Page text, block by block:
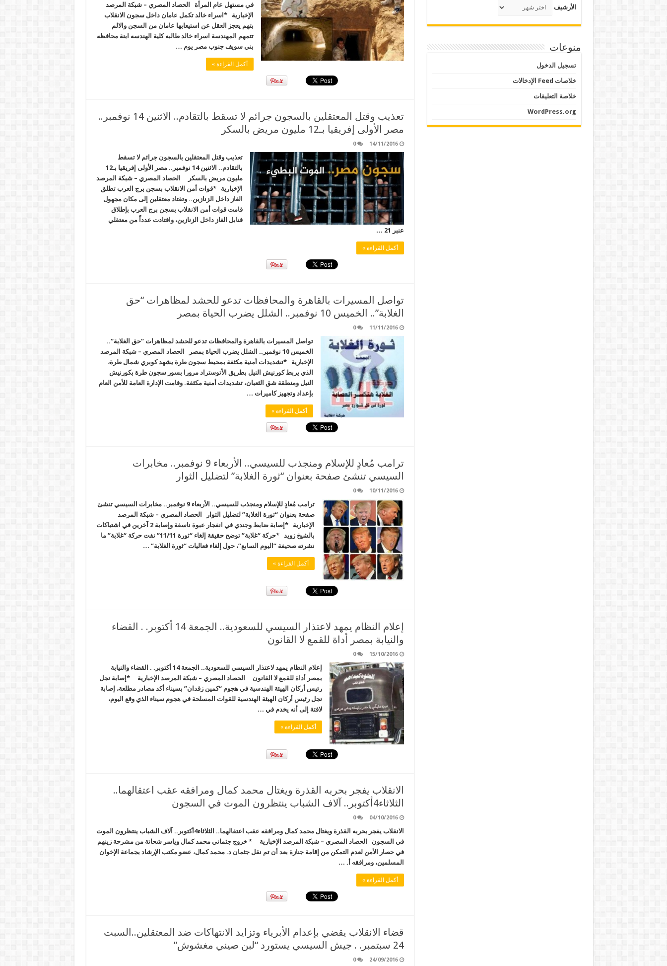
في مستهل عام المرأة الحصاد المصري – شبكة المرصد
الإخبارية *اسراء خالد تكمل عامان داخل سجون الانقلاب
بتهم يعجز العقل عن استيعابها عامان من السجن والالم
تتمهم المهندسة اسراء خالد طالبه كلية الهندسه ابنة محافظه
بني سويف جنوب مصر يوم …
أكمل القراءة »
تعذيب وقتل المعتقلين بالسجون جرائم لا تسقط بالتقادم.. الاثنين 14 نوفمبر..
مصر الأولى إفريقيا بـ12 مليون مريض بالسكر
14/11/2016
0
تعذيب وقتل المعتقلين بالسجون جرائم لا تسقط
بالتقادم.. الاثنين 14 نوفمبر.. مصر الأولى إفريقيا بـ12
مليون مريض بالسكر الحصاد المصري – شبكة المرصد
الإخبارية *قوات أمن الانقلاب بسجن برج العرب تطلق
الغاز داخل الزنازين.. وتقتاد معتقلين إلى مكان مجهول
قامت قوات أمن الانقلاب بسجن برج العرب بإطلاق
قنابل الغاز داخل الزنازين، واقتادت عدداً من معتقلي
عنبر 21 …
أكمل القراءة »
تواصل المسيرات بالقاهرة والمحافظات تدعو للحشد لمظاهرات “حق
الغلابة”.. الخميس 10 نوفمبر.. الشلل يضرب الحياة بمصر
11/11/2016
0
تواصل المسيرات بالقاهرة والمحافظات تدعو للحشد لمظاهرات “حق الغلابة“..
الخميس 10 نوفمبر.. الشلل يضرب الحياة بمصر الحصاد المصري – شبكة المرصد
الإخبارية *تشديدات أمنية مكثفة بمحيط سجون طرة يشهد كوبري شمال طرة،
الذي يربط كورنيش النيل بطريق الأتوستراد مرورا بسور سجون طرة بكورنيش
النيل ومنطقة شق الثعبان، تشديدات أمنية مكثفة. وقامت الإدارة العامة للأمن العام
بإعداد وتجهيز كاميرات …
أكمل القراءة »
ترامب مُعادٍ للإسلام ومنجذب للسيسي.. الأربعاء 9 نوفمبر.. مخابرات
السيسي تنشئ صفحة بعنوان “ثورة الغلابة” لتضليل الثوار
10/11/2016
0
ترامب مُعادٍ للإسلام ومنجذب للسيسي.. الأربعاء 9 نوفمبر.. مخابرات السيسي تنشئ
صفحة بعنوان “ثورة الغلابة” لتضليل الثوار الحصاد المصري – شبكة المرصد
الإخبارية *إصابة ضابط وجندي في انفجار عبوة ناسفة وإصابة 2 آخرين في اشتباكات
بالشيخ زويد *حركة “غلابة” توضح حقيقة إلغاء “ثورة 11/11” نفت حركة “غلابة” ما
نشرته صحيفة “اليوم السابع”، حول إلغاء فعاليات “ثورة الغلابة” …
أكمل القراءة »
إعلام النظام يمهد لاعتذار السيسي للسعودية.. الجمعة 14 أكتوبر. . القضاء
والنيابة بمصر أداة للقمع لا القانون
15/10/2016
0
إعلام النظام يمهد لاعتذار السيسي للسعودية.. الجمعة 14 أكتوبر. . القضاء والنيابة
بمصر أداة للقمع لا القانون الحصاد المصري – شبكة المرصد الإخبارية *إصابة نجل
رئيس أركان الهيئة الهندسية في هجوم “كمين زقدان” بسيناء أكد مصادر مطلعة، إصابة
نجل رئيس أركان الهيئة الهندسية للقوات المسلحة في هجوم سيناء الذي وقع اليوم،
لافتة إلى أنه يخدم في …
أكمل القراءة »
الانقلاب يفجر بحربه القذرة ويغتال محمد كمال ومرافقه عقب اعتقالهما..
الثلاثاء4أكتوبر.. آلاف الشباب ينتظرون الموت في السجون
04/10/2016
0
الانقلاب يفجر بحربه القذرة ويغتال محمد كمال ومرافقه عقب اعتقالهما.. الثلاثاء4أكتوبر.. آلاف الشباب ينتظرون الموت
في السجون الحصاد المصري – شبكة المرصد الإخبارية * خروج جثماني محمد كمال وياسر شحاتة من مشرحة زينهم
في حصار الأمن لعدم التمكن من إقامة جنازة بعد أن تم نقل جثمان د. محمد كمال، عضو مكتب الإرشاد بجماعة الإخوان
المسلمين، ومرافقه أ. …
أكمل القراءة »
قضاء الانقلاب يقضي بإعدام الأبرياء وتزايد الانتهاكات ضد المعتقلين..السبت
24 سبتمبر. . جيش السيسي يستورد “لبن صيني مغشوش”
24/09/2016
0
الأرشيف
منوعات
تسجيل الدخول
خلاصات Feed الإدخالات
خلاصة التعليقات
WordPress.org